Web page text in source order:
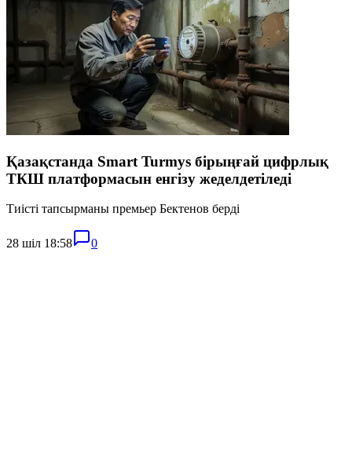
Қазақстанда Smart Turmys бірыңғай цифрлық
ТКШ платформасын енгізу жеделдетіледі
Тиісті тапсырманы премьер Бектенов берді
28 шіл 18:58 0